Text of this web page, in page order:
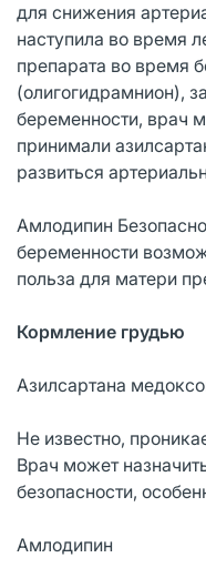
для снижения
наступила во время
препарата во время
(олигогидрамнион),
беременности, врач
принимали
развиться
Амлодипин
беременности
польза для матери
Кормление грудью
Азилсартана
Не известно,
Врач может
безопасности,
Амлодипин